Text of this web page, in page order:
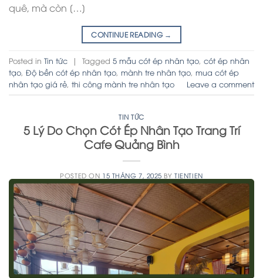
quê, mà còn […]
CONTINUE READING →
Posted in Tin tức | Tagged 5 mẫu cót ép nhân tạo, cót ép nhân
tạo, Độ bền cót ép nhân tạo, mành tre nhân tạo, mua cót ép
nhân tạo giá rẻ, thi công mành tre nhân tạo Leave a comment
TIN TỨC
5 Lý Do Chọn Cót Ép Nhân Tạo Trang Trí
Cafe Quảng Bình
POSTED ON 15 THÁNG 7, 2025 BYTIENTIEN